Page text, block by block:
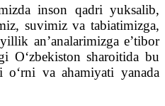
inson qadri yuksalib,
suvimiz va tabiatimizga,
an’analarimizga e’tibor
O‘zbekiston sharoitida bu
o‘rni va ahamiyati yanada